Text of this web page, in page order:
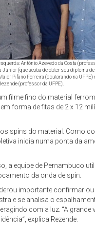
Antônio Azevedo da Costa
Júnior (que acaba de obter seu diploma de
Pifano Ferreira (doutorando na UFPE)
(professor da UFPE).
filme fino do material
forma de fitas de 2 x 12
spins do material. Como
inicia numa ponta da
a equipe de Pernambuco
da onda de spin.
importante confirmar
e se analisa o
com a luz. “A grande
explica Rezende.